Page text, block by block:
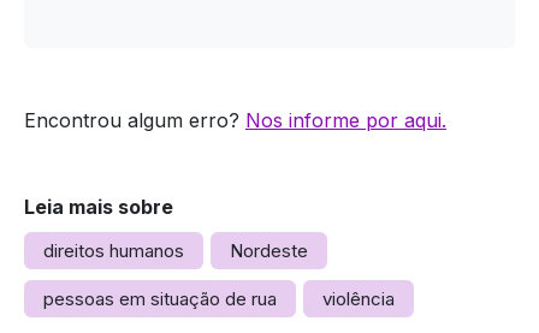
Encontrou algum erro? Nos informe por aqui.
Leia mais sobre
direitos humanos Nordeste
pessoas em situação de rua violência